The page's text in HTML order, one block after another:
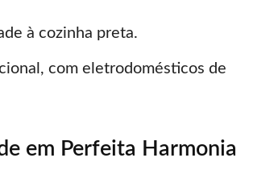
à cozinha preta.
com eletrodomésticos de
em Perfeita Harmonia